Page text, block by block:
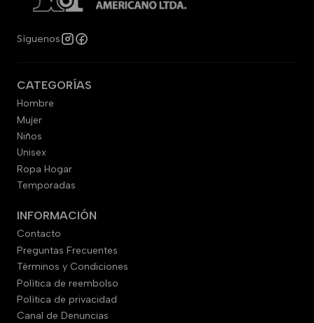
Síguenos
CATEGORÍAS
Hombre
Mujer
Niños
Unisex
Ropa Hogar
Temporadas
INFORMACIÓN
Contacto
Preguntas Frecuentes
Términos y Condiciones
Política de reembolso
Política de privacidad
Canal de Denuncias